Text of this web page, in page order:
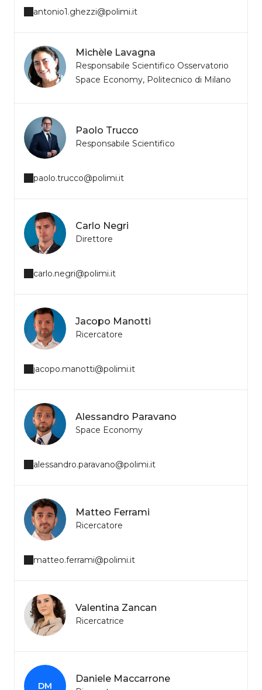
antonio1.ghezzi@polimi.it
Michèle Lavagna
Responsabile Scientifico Osservatorio
Space Economy, Politecnico di Milano
Paolo Trucco
Responsabile Scientifico
paolo.trucco@polimi.it
Carlo Negri
Direttore
carlo.negri@polimi.it
Jacopo Manotti
Ricercatore
jacopo.manotti@polimi.it
Alessandro Paravano
Space Economy
alessandro.paravano@polimi.it
Matteo Ferrami
Ricercatore
matteo.ferrami@polimi.it
Valentina Zancan
Ricercatrice
DM
Daniele Maccarrone